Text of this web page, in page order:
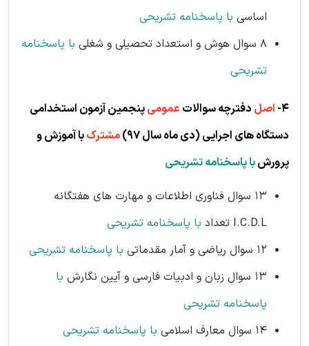
اساسی با پاسخنامه تشریحی
8 سوال هوش و استعداد تحصیلی و شغلی
با پاسخنامه
تشریحی
4- اصل دفترچه سوالات عمومیپنجمین آزمون استخدامی
دستگاه های اجرایی (دیماه سال 97) مشترکبا آموزش و
پرورشبا پاسخنامه تشریحی
13 سوال فناوری اطلاعات و مهارت های هفتگانه
I.C.D.L تعداد
با پاسخنامه تشریحی
12 سوال ریاضی و آمار مقدماتی
با پاسخنامه تشریحی
13 سوال زبان و ادبیات فارسی و آیین نگارش
با
پاسخنامه تشریحی
14 سوال معارف اسلامی
با پاسخنامه تشریحی